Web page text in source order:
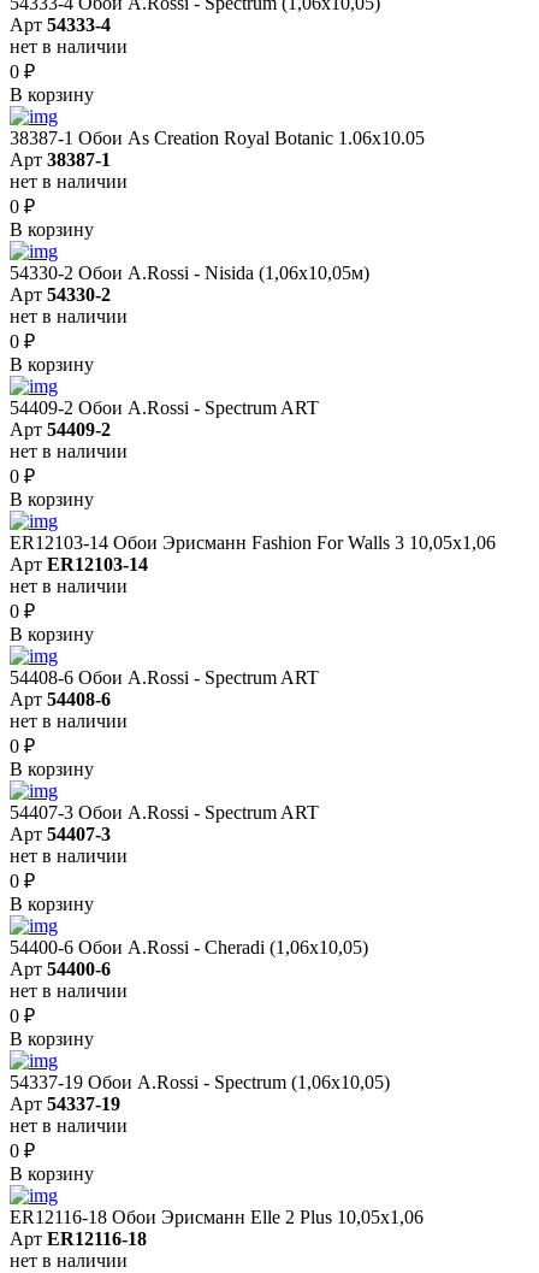
Арт 54333-4
нет в наличии
0 ₽
В корзину
38387-1 Обои As Creation Royal Botanic 1.06x10.05
Арт 38387-1
нет в наличии
0 ₽
В корзину
54330-2 Обои A.Rossi - Nisida (1,06x10,05м)
Арт 54330-2
нет в наличии
0 ₽
В корзину
54409-2 Обои A.Rossi - Spectrum ART
Арт 54409-2
нет в наличии
0 ₽
В корзину
ER12103-14 Обои Эрисманн Fashion For Walls 3 10,05x1,06
Арт ER12103-14
нет в наличии
0 ₽
В корзину
54408-6 Обои A.Rossi - Spectrum ART
Арт 54408-6
нет в наличии
0 ₽
В корзину
54407-3 Обои A.Rossi - Spectrum ART
Арт 54407-3
нет в наличии
0 ₽
В корзину
54400-6 Обои A.Rossi - Cheradi (1,06x10,05)
Арт 54400-6
нет в наличии
0 ₽
В корзину
54337-19 Обои A.Rossi - Spectrum (1,06x10,05)
Арт 54337-19
нет в наличии
0 ₽
В корзину
ER12116-18 Обои Эрисманн Elle 2 Plus 10,05x1,06
Арт ER12116-18
нет в наличии